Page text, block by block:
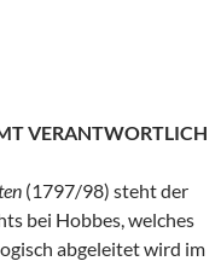
VERANTWORTLICH
(1797/98) steht der
bei Hobbes, welches
abgeleitet wird im